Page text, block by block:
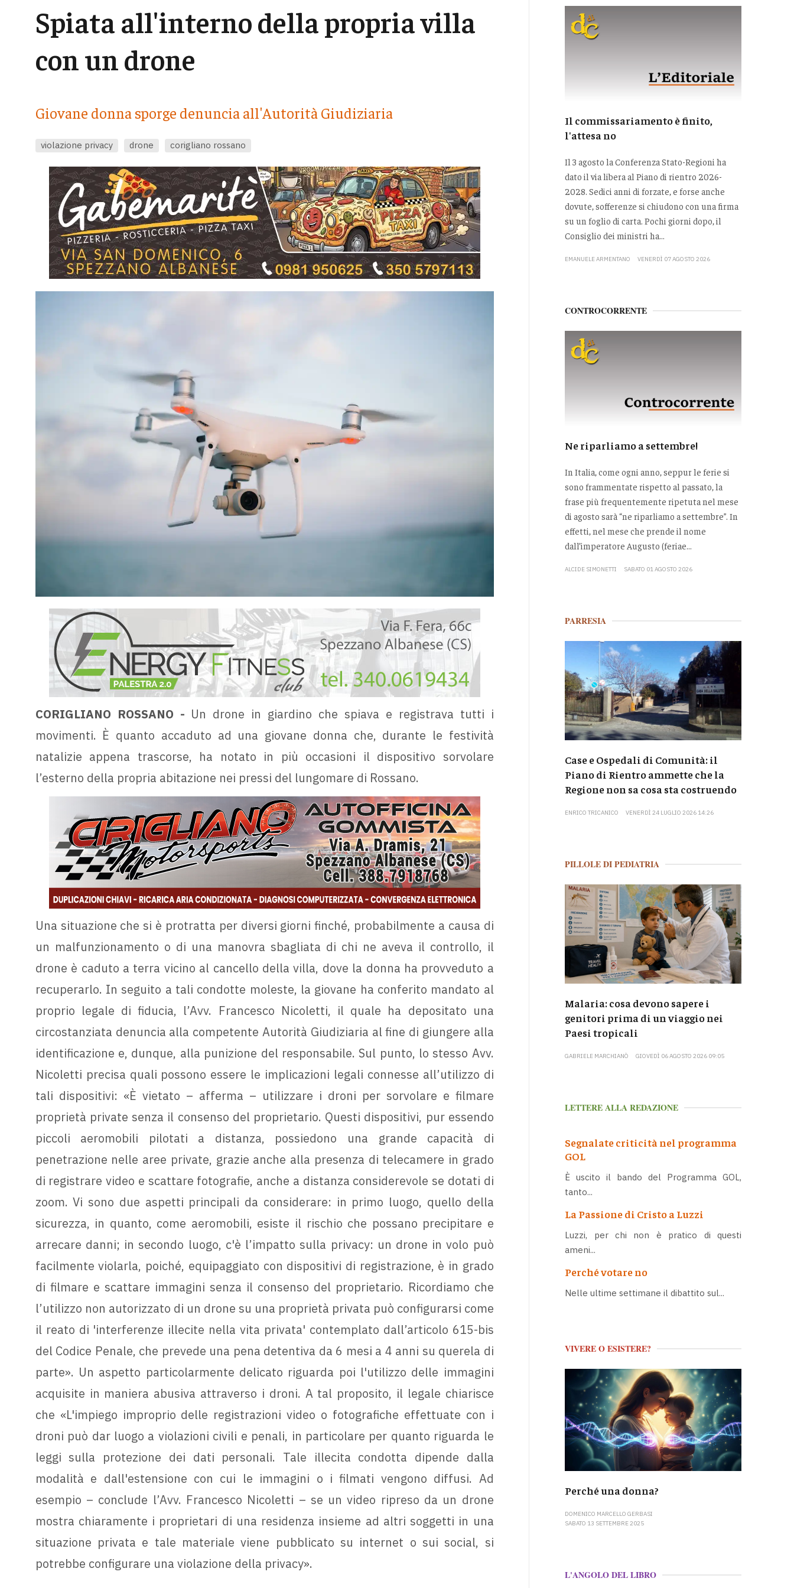
Spiata all'interno della propria villa
con un drone
Giovane donna sporge denuncia all'Autorità Giudiziaria
violazione privacy drone corigliano rossano
CORIGLIANO ROSSANO - Un drone in giardino che spiava e registrava tutti i
movimenti. È quanto accaduto ad una giovane donna che, durante le festività
natalizie appena trascorse, ha notato in più occasioni il dispositivo sorvolare
l’esterno della propria abitazione nei pressi del lungomare di Rossano.
Una situazione che si è protratta per diversi giorni finché, probabilmente a causa di
un malfunzionamento o di una manovra sbagliata di chi ne aveva il controllo, il
drone è caduto a terra vicino al cancello della villa, dove la donna ha provveduto a
recuperarlo. In seguito a tali condotte moleste, la giovane ha conferito mandato al
proprio legale di fiducia, l’Avv. Francesco Nicoletti, il quale ha depositato una
circostanziata denuncia alla competente Autorità Giudiziaria al fine di giungere alla
identificazione e, dunque, alla punizione del responsabile. Sul punto, lo stesso Avv.
Nicoletti precisa quali possono essere le implicazioni legali connesse all’utilizzo di
tali dispositivi: «È vietato – afferma – utilizzare i droni per sorvolare e filmare
proprietà private senza il consenso del proprietario. Questi dispositivi, pur essendo
piccoli aeromobili pilotati a distanza, possiedono una grande capacità di
penetrazione nelle aree private, grazie anche alla presenza di telecamere in grado
di registrare video e scattare fotografie, anche a distanza considerevole se dotati di
zoom. Vi sono due aspetti principali da considerare: in primo luogo, quello della
sicurezza, in quanto, come aeromobili, esiste il rischio che possano precipitare e
arrecare danni; in secondo luogo, c'è l’impatto sulla privacy: un drone in volo può
facilmente violarla, poiché, equipaggiato con dispositivi di registrazione, è in grado
di filmare e scattare immagini senza il consenso del proprietario. Ricordiamo che
l’utilizzo non autorizzato di un drone su una proprietà privata può configurarsi come
il reato di 'interferenze illecite nella vita privata' contemplato dall’articolo 615-bis
del Codice Penale, che prevede una pena detentiva da 6 mesi a 4 anni su querela di
parte». Un aspetto particolarmente delicato riguarda poi l'utilizzo delle immagini
acquisite in maniera abusiva attraverso i droni. A tal proposito, il legale chiarisce
che «L'impiego improprio delle registrazioni video o fotografiche effettuate con i
droni può dar luogo a violazioni civili e penali, in particolare per quanto riguarda le
leggi sulla protezione dei dati personali. Tale illecita condotta dipende dalla
modalità e dall'estensione con cui le immagini o i filmati vengono diffusi. Ad
esempio – conclude l’Avv. Francesco Nicoletti – se un video ripreso da un drone
mostra chiaramente i proprietari di una residenza insieme ad altri soggetti in una
situazione privata e tale materiale viene pubblicato su internet o sui social, si
potrebbe configurare una violazione della privacy».
Il commissariamento è finito,
l'attesa no
Il 3 agosto la Conferenza Stato-Regioni ha
dato il via libera al Piano di rientro 2026-
2028. Sedici anni di forzate, e forse anche
dovute, sofferenze si chiudono con una firma
su un foglio di carta. Pochi giorni dopo, il
Consiglio dei ministri ha...
EMANUELE ARMENTANO VENERDÌ 07 AGOSTO 2026
CONTROCORRENTE
Ne riparliamo a settembre!
In Italia, come ogni anno, seppur le ferie si
sono frammentate rispetto al passato, la
frase più frequentemente ripetuta nel mese
di agosto sarà “ne riparliamo a settembre”. In
effetti, nel mese che prende il nome
dall’imperatore Augusto (feriae...
ALCIDE SIMONETTI SABATO 01 AGOSTO 2026
PARRESIA
Case e Ospedali di Comunità: il
Piano di Rientro ammette che la
Regione non sa cosa sta costruendo
ENRICO TRICANICO VENERDÌ 24 LUGLIO 2026 14:26
PILLOLE DI PEDIATRIA
Malaria: cosa devono sapere i
genitori prima di un viaggio nei
Paesi tropicali
GABRIELE MARCHIANÒ GIOVEDÌ 06 AGOSTO 2026 09:05
LETTERE ALLA REDAZIONE
Segnalate criticità nel programma
GOL
È uscito il bando del Programma GOL,
tanto...
La Passione di Cristo a Luzzi
Luzzi, per chi non è pratico di questi
ameni...
Perché votare no
Nelle ultime settimane il dibattito sul...
VIVERE O ESISTERE?
Perché una donna?
DOMENICO MARCELLO GERBASI
SABATO 13 SETTEMBRE 2025
L'ANGOLO DEL LIBRO